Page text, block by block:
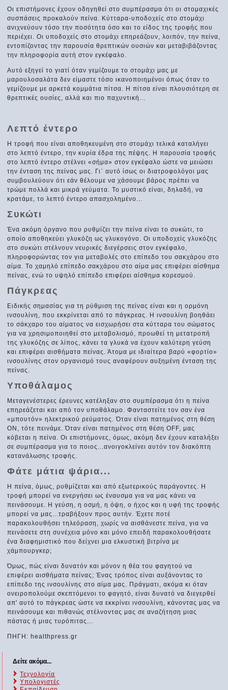
Οι επιστήμονες έχουν οδηγηθεί στο συμπέρασμα ότι οι στομαχικές
συσπάσεις προκαλούν πείνα. Κύτταρα-υποδοχείς στο στομάχι
ανιχνεύουν τόσο την ποσότητα όσο και το είδος της τροφής που
περιέχει. Οι υποδοχείς στο στομάχι επηρεάζουν, λοιπόν, την πείνα,
εντοπίζοντας την παρουσία θρεπτικών ουσιών και μεταβιβάζοντας
την πληροφορία αυτή στον εγκέφαλο.
Αυτό εξηγεί το γιατί όταν γεμίζουμε το στομάχι μας με
μαρουλοσαλάτα δεν είμαστε τόσο ικανοποιημένοι όπως όταν το
γεμίζουμε με αρκετά κομμάτια πίτσα. Η πίτσα είναι πλουσιότερη σε
θρεπτικές ουσίες, αλλά και πιο παχυντική...
Λεπτό έντερο
Η τροφή που είναι αποθηκευμένη στο στομάχι τελικά καταλήγει
στο λεπτό έντερο, την κυρία έδρα της πέψης. Η παρουσία τροφής
στο λεπτό έντερο στέλνει «σήμα» στον εγκέφαλο ώστε να μειώσει
την ένταση της πείνας μας. Γι΄ αυτό ίσως οι διατροφολόγοι μας
συμβουλεύουν ότι εάν θέλουμε να χάσουμε βάρος πρέπει να
τρώμε πολλά και μικρά γεύματα. Το μυστικό είναι, δηλαδή, να
κρατάμε, το λεπτό έντερο απασχολημένο...
Συκώτι
Ένα ακόμη όργανο που ρυθμίζει την πείνα είναι το συκώτι, το
οποίο αποθηκεύει γλυκόζη ως γλυκογόνο. Οι υποδοχείς γλυκόζης
στο συκώτι στέλνουν νευρικές διεγέρσεις στον εγκέφαλο,
πληροφορώντας τον για μεταβολές στο επίπεδο του σακχάρου στο
αίμα. Το χαμηλό επίπεδο σακχάρου στο αίμα μας επιφέρει αίσθημα
πείνας, ενώ το υψηλό επίπεδο επιφέρει αίσθημα κορεσμού.
Πάγκρεας
Ειδικής σημασίας για τη ρύθμιση της πείνας είναι και η ορμόνη
ινσουλίνη, που εκκρίνεται από το πάγκρεας. Η ινσουλίνη βοηθάει
το σάκχαρο του αίματος να εισχωρήσει στα κύτταρα του σώματος
για να χρησιμοποιηθεί στο μεταβολισμό, προωθεί τη μετατροπή
της γλυκόζης σε λίπος, κάνει τα γλυκά να έχουν καλύτερη γεύση
και επιφέρει αισθήματα πείνας. Άτομα με ιδιαίτερα βαρύ «φορτίο»
ινσουλίνης στον οργανισμό τους αναφέρουν αυξημένη ένταση της
πείνας.
Υποθάλαμος
Μεταγενέστερες έρευνες κατέληξαν στο συμπέρασμα ότι η πείνα
επηρεάζεται και από τον υποθάλαμο. Φανταστείτε τον σαν ένα
«μπουτόν» ηλεκτρικού ρεύματος. Όταν είναι πατημένος στη θέση
ΟΝ, τότε πεινάμε. Όταν είναι πατημένος στη θέση OFF, μας
κόβεται η πείνα. Οι επιστήμονες, όμως, ακόμη δεν έχουν καταλήξει
σε συμπέρασμα για το ποιος...ανοιγοκλείνει αυτόν τον διακόπτη
κατανάλωσης τροφής.
Φάτε μάτια ψάρια...
Η πείνα, όμως, ρυθμίζεται και από εξωτερικούς παράγοντες. Η
τροφή μπορεί να ενεργήσει ως έναυσμα για να μας κάνει να
πεινάσουμε. Η γεύση, η οσμή, η όψη, ο ήχος και η υφή της τροφής
μπορεί να μας...τραβήξουν προς αυτήν. Έχετε ποτέ
παρακολουθήσει τηλεόραση, χωρίς να αισθάνεστε πείνα, για να
πεινάσετε στη συνέχεια μόνο και μόνο επειδή παρακολουθήσατε
ένα διαφημιστικό που δείχνει μια ελκυστική βιτρίνα με
χάμπουργκερ;
Όμως, πώς είναι δυνατόν και μόνον η θέα του φαγητού να
επιφέρει αισθήματα πείνας; Ένας τρόπος είναι αυξάνοντας το
επίπεδο της ινσουλίνης στο αίμα μας. Πράγματι, ακόμα κι όταν
ονειροπολούμε σκεπτόμενοι το φαγητό, είναι δυνατό να διεγερθεί
απ' αυτό το πάγκρεας ώστε να εκκρίνει ινσουλίνη, κάνοντας μας να
πεινάσουμε και πιθανώς στέλνοντας μας σε αναζήτηση μιας
πάστας ή μιας τυρόπιτας...
ΠΗΓΗ: healthpress.gr
Δείτε ακόμα...
Τεχνολογία
Υπολογιστές